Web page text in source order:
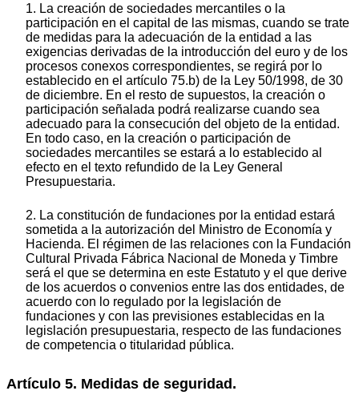
1. La creación de sociedades mercantiles o la
participación en el capital de las mismas, cuando se trate
de medidas para la adecuación de la entidad a las
exigencias derivadas de la introducción del euro y de los
procesos conexos correspondientes, se regirá por lo
establecido en el artículo 75.b) de la Ley 50/1998, de 30
de diciembre. En el resto de supuestos, la creación o
participación señalada podrá realizarse cuando sea
adecuado para la consecución del objeto de la entidad.
En todo caso, en la creación o participación de
sociedades mercantiles se estará a lo establecido al
efecto en el texto refundido de la Ley General
Presupuestaria.
2. La constitución de fundaciones por la entidad estará
sometida a la autorización del Ministro de Economía y
Hacienda. El régimen de las relaciones con la Fundación
Cultural Privada Fábrica Nacional de Moneda y Timbre
será el que se determina en este Estatuto y el que derive
de los acuerdos o convenios entre las dos entidades, de
acuerdo con lo regulado por la legislación de
fundaciones y con las previsiones establecidas en la
legislación presupuestaria, respecto de las fundaciones
de competencia o titularidad pública.
Artículo 5. Medidas de seguridad.